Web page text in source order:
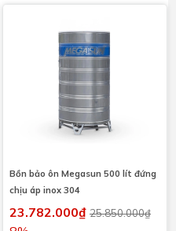
Bồn bảo ôn Megasun 500 lít đứng
chịu áp inox 304
23.782.000₫ 25.850.000₫